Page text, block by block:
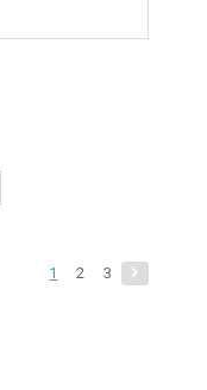
1 2 3